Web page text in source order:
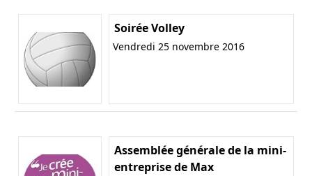
Soirée Volley
Vendredi 25 novembre 2016
Assemblée générale de la mini-
entreprise de Max